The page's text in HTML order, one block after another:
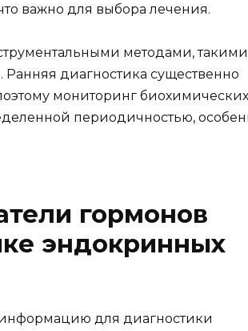
важно для выбора лечения.
методами,
диагностика существенно
мониторинг биохимических
периодичностью,
гормонов
эндокринных
для диагностики